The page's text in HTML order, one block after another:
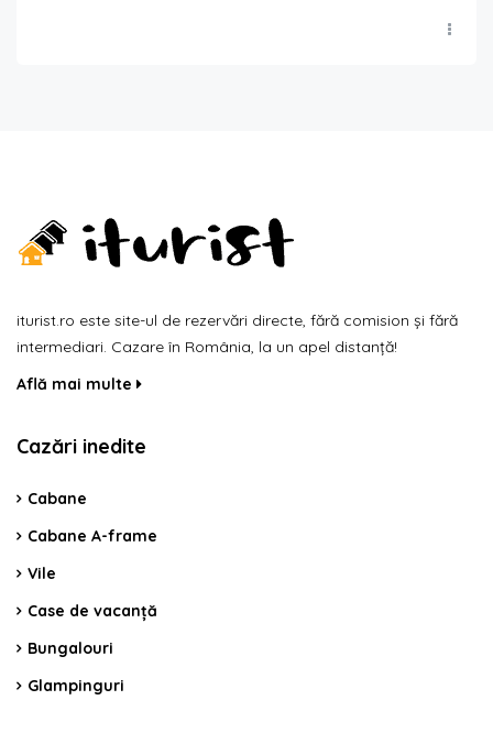
iturist.ro este site-ul de rezervări directe, fără comision și fără
intermediari. Cazare în România, la un apel distanță!
Află mai multe
Cazări inedite
Cabane
Cabane A-frame
Vile
Case de vacanță
Bungalouri
Glampinguri